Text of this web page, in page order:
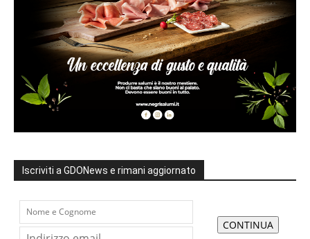
Iscriviti a GDONews e rimani aggiornato